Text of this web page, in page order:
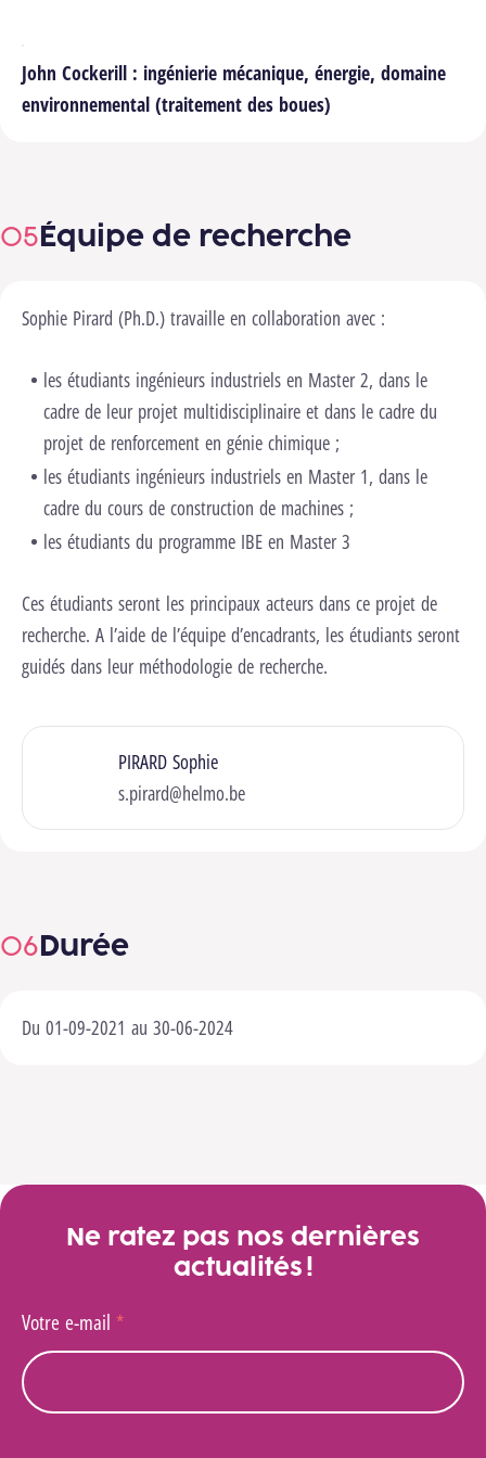
John Cockerill : ingénierie mécanique, énergie, domaine
environnemental (traitement des boues)
Équipe de recherche
Sophie Pirard (Ph.D.) travaille en collaboration avec :
les étudiants ingénieurs industriels en Master 2, dans le
cadre de leur projet multidisciplinaire et dans le cadre du
projet de renforcement en génie chimique ;
les étudiants ingénieurs industriels en Master 1, dans le
cadre du cours de construction de machines ;
les étudiants du programme IBE en Master 3
Ces étudiants seront les principaux acteurs dans ce projet de
recherche. A l’aide de l’équipe d’encadrants, les étudiants seront
guidés dans leur méthodologie de recherche.
PIRARD Sophie
s.pirard@helmo.be
Durée
Du 01-09-2021 au 30-06-2024
Ne ratez pas nos dernières
actualités !
Votre e-mail *